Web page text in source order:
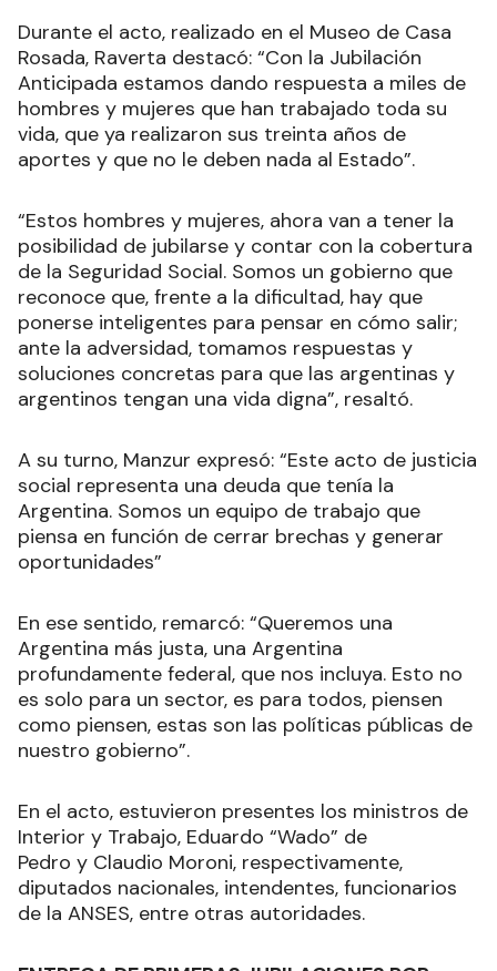
Durante el acto, realizado en el Museo de Casa
Rosada, Raverta destacó: “Con la Jubilación
Anticipada estamos dando respuesta a miles de
hombres y mujeres que han trabajado toda su
vida, que ya realizaron sus treinta años de
aportes y que no le deben nada al Estado”.
“Estos hombres y mujeres, ahora van a tener la
posibilidad de jubilarse y contar con la cobertura
de la Seguridad Social. Somos un gobierno que
reconoce que, frente a la dificultad, hay que
ponerse inteligentes para pensar en cómo salir;
ante la adversidad, tomamos respuestas y
soluciones concretas para que las argentinas y
argentinos tengan una vida digna”, resaltó.
A su turno, Manzur expresó: “Este acto de justicia
social representa una deuda que tenía la
Argentina. Somos un equipo de trabajo que
piensa en función de cerrar brechas y generar
oportunidades”
En ese sentido, remarcó: “Queremos una
Argentina más justa, una Argentina
profundamente federal, que nos incluya. Esto no
es solo para un sector, es para todos, piensen
como piensen, estas son las políticas públicas de
nuestro gobierno”.
En el acto, estuvieron presentes los ministros de
Interior y Trabajo, Eduardo “Wado” de
Pedro y Claudio Moroni, respectivamente,
diputados nacionales, intendentes, funcionarios
de la ANSES, entre otras autoridades.